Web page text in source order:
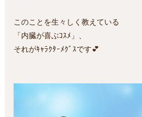
このことを生々しく教えている
「内臓が喜ぶｺｽﾒ」、
それがｷｬﾗｸﾀｰﾒｸﾞｽです💕